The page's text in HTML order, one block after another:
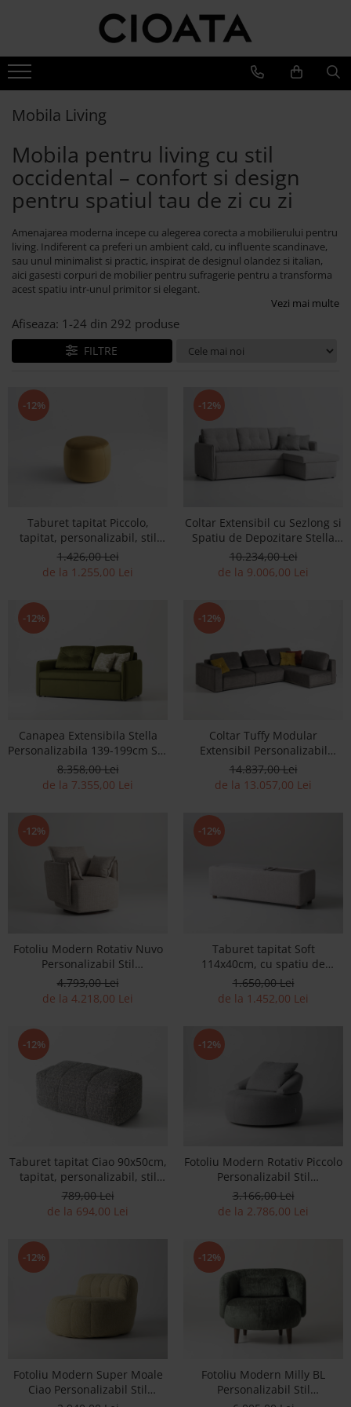
Coltare & Chaiselong
Canapele & Coltare Extensibile
Canapele 2-3 Locuri
Accesorii Canapele
Fotolii si Demifotolii
Comoda TV
Mobila Biblioteca
Mobila Birou
Oglinda cu Rama de Lemn
Dulapuri
Mese Dining Extensibile
Scaune Bar
Banchete Dining Tapitate
Bufete si Comode
Pat Tapitat
Dressinguri
Noptiere
Saltele, Perne si Pilote
Comoda Dormitor
Banchete Dormitor
Noutati
Living
Dormitor
Vilmers
Canapele
Fotolii si Demifotolii
Accesorii
Blanche
Canapele
Paturi Tapitate
Fotolii si Demifotolii
Banchete Dormitor
Mobilier de exterior
Gyllos
Scaune Dining
Bancheta Dining
Claudie Design
Scaune Dining
Scaune Bar
Accesorii
Woodsoft
Paturi Tapitate
Banchete Dormitor
Roshe
Canapele
Fotolii si Demifotolii
Banchete Dormitor
Accesorii
Paturi Tapitate
Fotolii si Demifotolii
Accesorii
Fotolii si Demifotolii
Best Sleep
Mobila Living
Mobila pentru living cu stil
occidental – confort si design
pentru spatiul tau de zi cu zi
Amenajarea moderna incepe cu alegerea corecta a mobilierului pentru
living. Indiferent ca preferi un ambient cald, cu influente scandinave,
sau unul minimalist si practic, inspirat de designul olandez si italian,
aici gasesti corpuri de mobilier pentru sufragerie pentru a transforma
acest spatiu intr-unul primitor si elegant.
Vezi mai multe
Afiseaza: 1-24 din 292 produse
FILTRE
-12%
Taburet tapitat Piccolo,
tapitat, personalizabil, stil
minimalist
1.426,00 Lei
de la 1.255,00 Lei
-12%
Coltar Extensibil cu Sezlong si
Spatiu de Depozitare Stella
Personalizabil 250cm Stil
Modern Tapiterie Stofa
10.234,00 Lei
de la 9.006,00 Lei
-12%
Canapea Extensibila Stella
Personalizabila 139-199cm Stil
Modern Tapiterie Stofa
8.358,00 Lei
de la 7.355,00 Lei
-12%
Coltar Tuffy Modular
Extensibil Personalizabil
300x200cm cu Spatiu de
Depozitare Stil Contemporan
14.837,00 Lei
de la 13.057,00 Lei
-12%
Fotoliu Modern Rotativ Nuvo
Personalizabil Stil
Contemporan Cadru Lemn
Masiv Tapiterie Stofa sau
4.793,00 Lei
de la 4.218,00 Lei
-12%
Taburet tapitat Soft
114x40cm, cu spatiu de
depozitare, tapitat,
personalizabil, stil minimalist
1.650,00 Lei
de la 1.452,00 Lei
-12%
Taburet tapitat Ciao 90x50cm,
tapitat, personalizabil, stil
minimalist
789,00 Lei
de la 694,00 Lei
-12%
Fotoliu Modern Rotativ Piccolo
Personalizabil Stil
Contemporan Cadru Lemn
Masiv Tapiterie Stofa sau
3.166,00 Lei
de la 2.786,00 Lei
-12%
Fotoliu Modern Super Moale
Ciao Personalizabil Stil
-12%
Fotoliu Modern Milly BL
Personalizabil Stil